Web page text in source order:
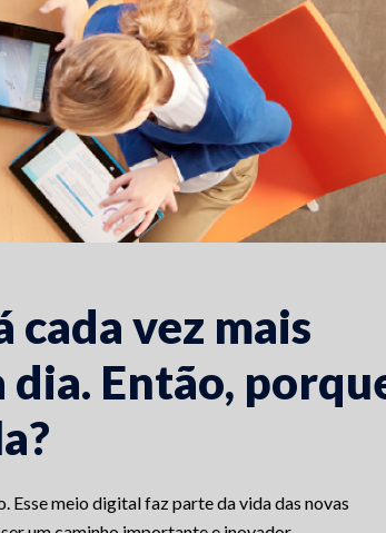
cada vez mais
dia. Então,
meio digital faz parte da vida das novas